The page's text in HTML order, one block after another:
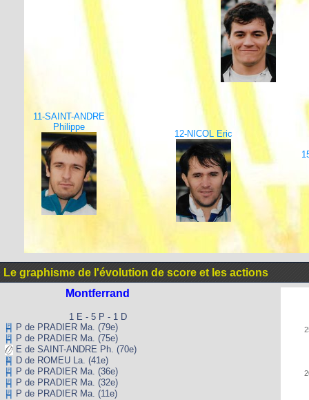
11-SAINT-ANDRE
Philippe
12-NICOL Eric
Le graphisme de l'évolution de score et les actions
Montferrand
1 E - 5 P - 1 D
P de PRADIER Ma. (79e)
P de PRADIER Ma. (75e)
E de SAINT-ANDRE Ph. (70e)
D de ROMEU La. (41e)
P de PRADIER Ma. (36e)
P de PRADIER Ma. (32e)
P de PRADIER Ma. (11e)